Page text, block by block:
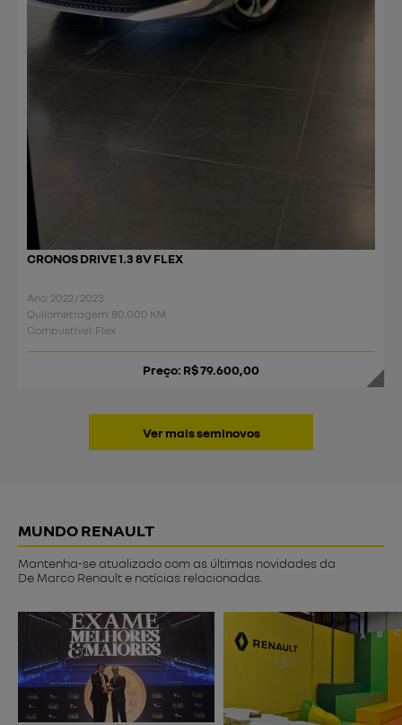
CRONOS DRIVE 1.3 8V FLEX
Ano: 2022 / 2023
Quilometragem: 80.000 KM
Combustível: Flex
Preço: R$ 79.600,00
Ver mais seminovos
MUNDO RENAULT
Mantenha-se atualizado com as últimas novidades da
De Marco Renault e notícias relacionadas.